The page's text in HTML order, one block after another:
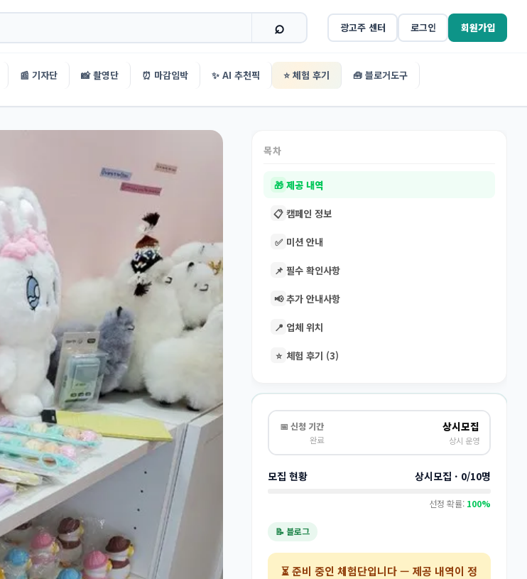
광고주 센터 로그인 회원가입
📰 기자단 📸 촬영단 ⏰ 마감임박 ✨ AI 추천픽 ⭐ 체험 후기 🧰 블로거도구
목차
🎁 제공 내역
📋 캠페인 정보
✅ 미션 안내
📌 필수 확인사항
📢 추가 안내사항
📍 업체 위치
⭐ 체험 후기 (3)
📅 신청 기간
완료
상시모집
상시 운영
모집 현황 상시모집 · 0/10명
선정 확률: 100%
📝 블로그
⏳준비 중인 체험단입니다 — 제공 내역이 정